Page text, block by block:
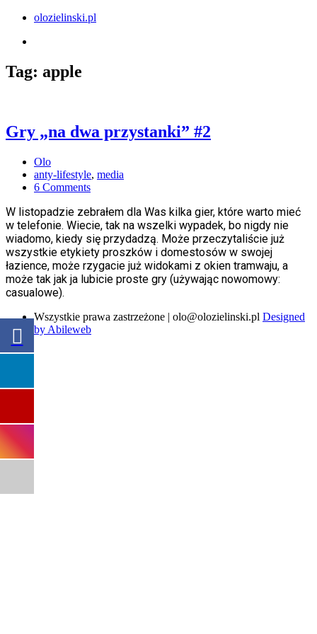
olozielinski.pl
Tag: apple
Gry „na dwa przystanki” #2
Olo
anty-lifestyle, media
6 Comments
W listopadzie zebrałem dla Was kilka gier, które warto mieć
w telefonie. Wiecie, tak na wszelki wypadek, bo nigdy nie
wiadomo, kiedy się przydadzą. Może przeczytaliście już
wszystkie etykiety proszków i domestosów w swojej
łazience, może rzygacie już widokami z okien tramwaju, a
może tak jak ja lubicie proste gry (używając nowomowy:
casualowe).
Wszystkie prawa zastrzeżone | olo@olozielinski.pl Designed
by Abileweb